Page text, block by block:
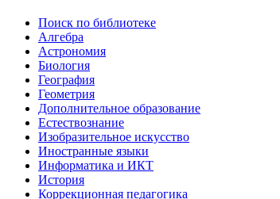
Поиск по библиотеке
Алгебра
Астрономия
Биология
География
Геометрия
Дополнительное образование
Естествознание
Изобразительное искусство
Иностранные языки
Информатика и ИКТ
История
Коррекционная педагогика